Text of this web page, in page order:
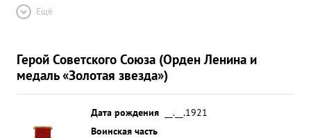
Ещё
Герой Советского Союза (Орден Ленина и
медаль «Золотая звезда»)
Дата рождения
__.__.1921
Воинская часть